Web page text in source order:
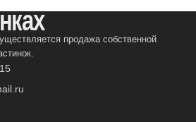
продажа собственной